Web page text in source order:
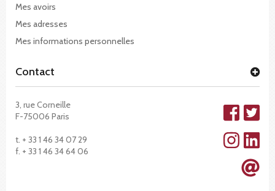
Mes avoirs
Mes adresses
Mes informations personnelles
Contact
3, rue Corneille
F-75006 Paris
t. + 33 1 46 34 07 29
f. + 33 1 46 34 64 06